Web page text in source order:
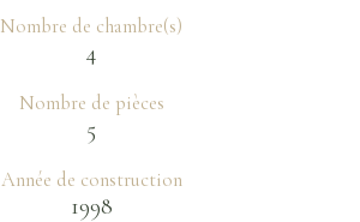
Nombre de chambre(s)
4
Nombre de pièces
5
Année de construction
1998